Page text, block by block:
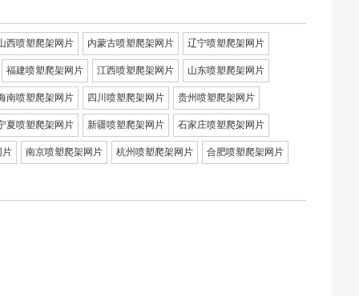
西喷塑爬架网片 内蒙古喷塑爬架网片 辽宁喷塑爬架网片
福建喷塑爬架网片 江西喷塑爬架网片 山东喷塑爬架网片
南喷塑爬架网片 四川喷塑爬架网片 贵州喷塑爬架网片
夏喷塑爬架网片 新疆喷塑爬架网片 石家庄喷塑爬架网片
片 南京喷塑爬架网片 杭州喷塑爬架网片 合肥喷塑爬架网片